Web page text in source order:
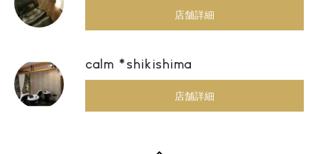
店舗詳細
calm *shikishima
店舗詳細